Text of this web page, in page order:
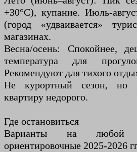
+30°C), купание. Июль-
(город «удваивается»
магазинах.
Весна/осень: Спокойнее,
температура для
Рекомендуют для тихого
Не курортный сезон, но
квартиру недорого.
Где остановиться
Варианты на любой
ориентировочные 2025-2026